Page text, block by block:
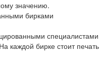
значению.
бирками
специалистами
каждой бирке стоит печать